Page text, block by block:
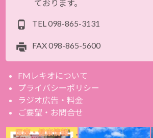
ております。
TEL098-865-3131
FAX098-865-5600
FMレキオについて
プライバシーポリシー
ラジオ広告・料金
ご要望・お問合せ